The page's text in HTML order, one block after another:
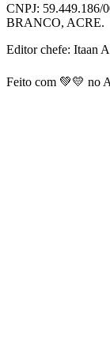
CNPJ: 59.449.186/
BRANCO, ACRE.
Editor chefe: Itaan
Feito com 💚💛 no